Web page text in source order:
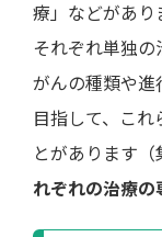
療」などがあり
それぞれ単独の
がんの種類や進
目指して、こ
とがあります（
れぞれの治療の